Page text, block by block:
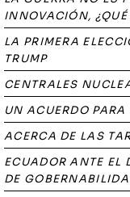
INNOVACIÓN,
LA PRIMERA
TRUMP
CENTRALES
UN ACUERDO
ACERCA DE LAS
ECUADOR ANTE EL
DE